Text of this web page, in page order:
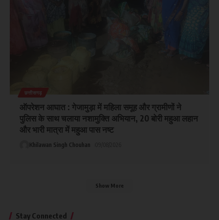
छत्तीसगढ़
ऑपरेशन आघात : गेजामुड़ा में महिला समूह और ग्रामीणों ने
पुलिस के साथ चलाया नशामुक्ति अभियान, 20 बोरी महुआ लहान
और भारी मात्रा में महुआ पास नष्ट
Khilawan Singh Chouhan
Show More
Stay Connected